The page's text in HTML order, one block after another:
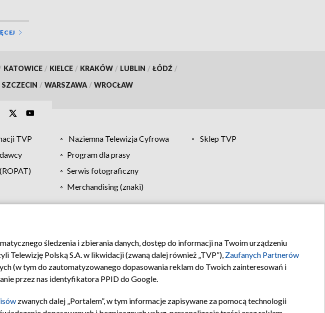
KATOWICE / KIELCE / KRAKÓW / LUBLIN / ŁÓDŹ /
SZCZECIN / WARSZAWA / WROCŁAW
TVP Naziemna Telewizja Cyfrowa
Sklep TVP
Program dla prasy
Serwis fotograficzny
Merchandising (znaki)
Pomoc Biuro reklamy Kontakt
śledzenia i zbierania danych, dostęp do informacji na Twoim urządzeniu
Telewizję Polską S.A. w likwidacji (zwaną dalej również „TVP”), Zaufanych Partnerów
(w tym do zautomatyzowanego dopasowania reklam do Twoich zainteresowań i
przez nas identyfikatora PPID do Google.
zwanych dalej „Portalem”, w tym informacje zapisywane za pomocą technologii